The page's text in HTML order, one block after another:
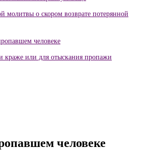
молитвы о скором возврате потерянной
человеке
краже или для отыскания пропажи
человеке